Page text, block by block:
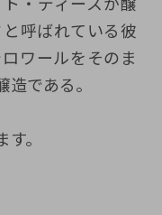
呼ばれている彼
ワールをそのま
である。
。